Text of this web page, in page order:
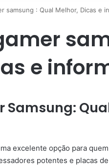
samsung : Qual Melhor, Dicas e
e
Samsung:
excelente opção para
potentes e placas